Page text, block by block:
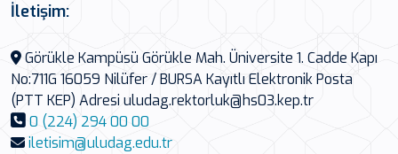
İletişim:
Görükle Kampüsü Görükle Mah. Üniversite 1. Cadde Kapı
No:711G 16059 Nilüfer / BURSA Kayıtlı Elektronik Posta
(PTT KEP) Adresi uludag.rektorluk@hs03.kep.tr
0 (224) 294 00 00
iletisim@uludag.edu.tr